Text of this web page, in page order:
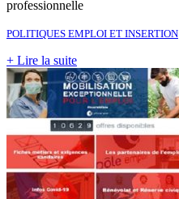
professionnelle
POLITIQUES EMPLOI ET INSERTION
+ Lire la suite